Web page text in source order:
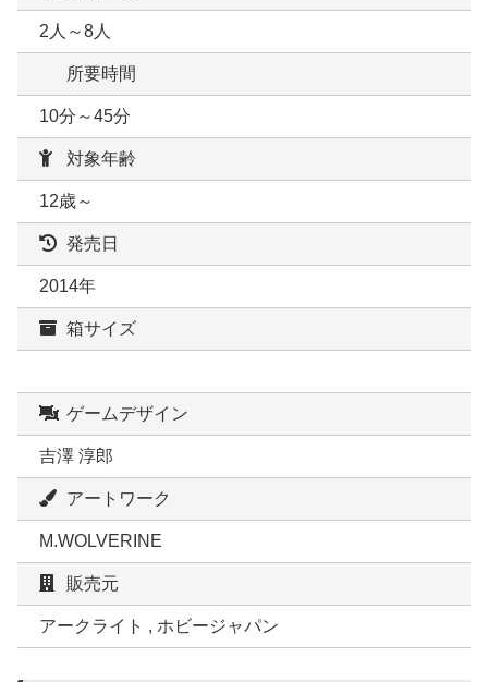
2人～8人
所要時間
10分～45分
対象年齢
12歳～
発売日
2014年
箱サイズ
ゲームデザイン
吉澤 淳郎
アートワーク
M.WOLVERINE
販売元
アークライト , ホビージャパン